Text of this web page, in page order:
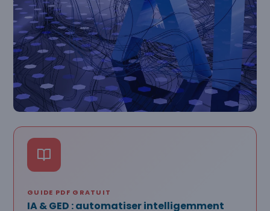
GUIDE PDF GRATUIT
IA & GED : automatiser intelligemment